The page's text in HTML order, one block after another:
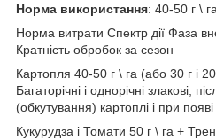
Норма використання: 40-50 г \ га
Норма витрати Спектр дії Фаза
Кратність обробок за сезон
Картопля 40-50 г \ га (або 30 г і
Багаторічні і однорічні злакові,
(обкутування) картоплі і при
Кукурудза і Томати 50 г \ га +